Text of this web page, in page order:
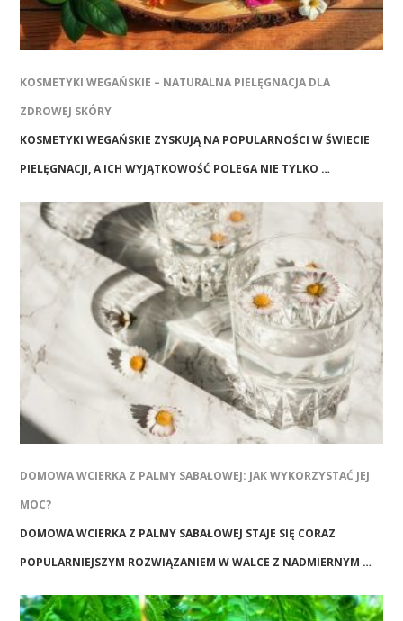
KOSMETYKI WEGAŃSKIE – NATURALNA PIELĘGNACJA DLA
ZDROWEJ SKÓRY
KOSMETYKI WEGAŃSKIE ZYSKUJĄ NA POPULARNOŚCI W ŚWIECIE
PIELĘGNACJI, A ICH WYJĄTKOWOŚĆ POLEGA NIE TYLKO …
DOMOWA WCIERKA Z PALMY SABAŁOWEJ: JAK WYKORZYSTAĆ JEJ
MOC?
DOMOWA WCIERKA Z PALMY SABAŁOWEJ STAJE SIĘ CORAZ
POPULARNIEJSZYM ROZWIĄZANIEM W WALCE Z NADMIERNYM …